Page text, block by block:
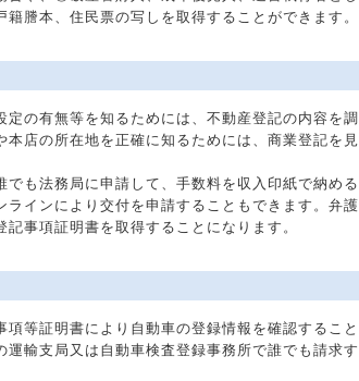
謄本、住民票の写しを取得することができます。
の有無等を知るためには、不動産登記の内容を
店の所在地を正確に知るためには、商業登記を
も法務局に申請して、手数料を収入印紙で納める
インにより交付を申請することもできます。弁
事項証明書を取得することになります。
等証明書により自動車の登録情報を確認するこ
輸支局又は自動車検査登録事務所で誰でも請求